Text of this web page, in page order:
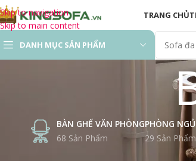
Skip to navigation
Skip to main content
TRANG CHỦ
DANH MỤC SẢN PHẨM
Sofa Gỗ
Sofa Thư Giãn
BÀN GHẾ VĂN PHÒNG
68 Sản Phẩm
PHÒNG NGỦ
29 Sản Phẩm